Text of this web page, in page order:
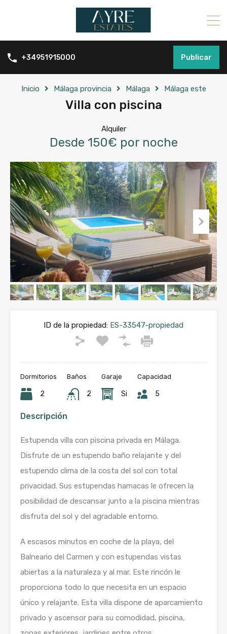
+34951915000 Publicar
Inicio Málaga provincia Málaga Málaga este
Villa con piscina
Alquiler
Desde 150€ por noche
ID de la propiedad: ES-33547-propiedad
Dormitorios
2
Baños
2
Garaje
Si
Capacidad
5
Descripción
Estupenda villa con piscina privada en Málaga.
Disfrute de un estupendo baño relajante y del
estupendo clima de la costa del sol con total
privacidad. Sus estupendas hamacas le ofrecen la
posibilidad de descansar junto a la piscina mientras
disfruta del sol y del agradable entorno.
A escasos minutos en coche de la playa, del
Balneario del Carmen y con estupendas vistas
abiertas a la naturaleza y al mar. Este rincón le
proporciona todo lo que necesita en un espacio
único y relajante. Esta villa dispone de aparcamiento
privado y ascensor para su comodidad, piscina,